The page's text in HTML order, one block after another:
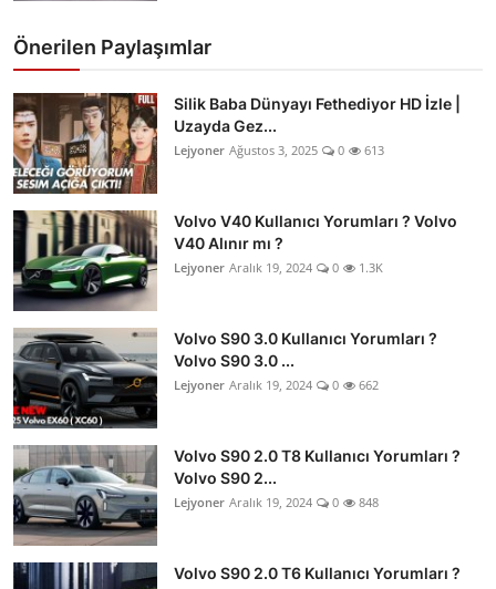
Önerilen Paylaşımlar
Silik Baba Dünyayı Fethediyor HD İzle |
Uzayda Gez...
Lejyoner Ağustos 3, 2025 0 613
Volvo V40 Kullanıcı Yorumları ? Volvo
V40 Alınır mı ?
Lejyoner Aralık 19, 2024 0 1.3K
Volvo S90 3.0 Kullanıcı Yorumları ?
Volvo S90 3.0 ...
Lejyoner Aralık 19, 2024 0 662
Volvo S90 2.0 T8 Kullanıcı Yorumları ?
Volvo S90 2...
Lejyoner Aralık 19, 2024 0 848
Volvo S90 2.0 T6 Kullanıcı Yorumları ?